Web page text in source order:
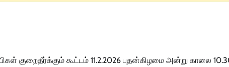
குறைதீர்க்கும் கூட்டம் 11.2.2026 புதன்கிழமை அன்று காலை